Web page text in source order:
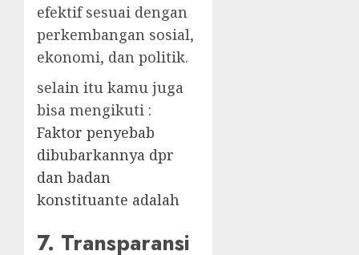
efektif sesuai dengan
perkembangan sosial,
ekonomi, dan politik.
selain itu kamu juga
bisa mengikuti :
Faktor penyebab
dibubarkannya dpr
dan badan
konstituante adalah
7. Transparansi